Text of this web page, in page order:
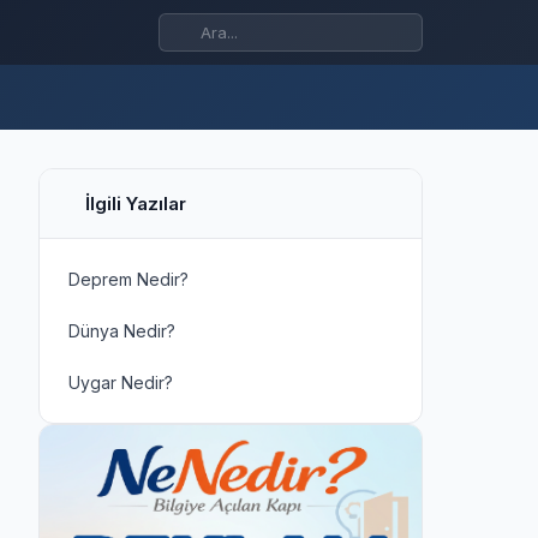
İlgili Yazılar
Deprem Nedir?
Dünya Nedir?
Uygar Nedir?